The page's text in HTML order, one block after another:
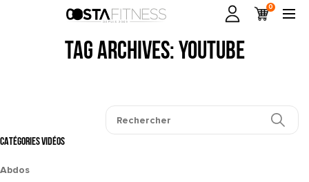
0
Tag Archives: youtube
CATÉGORIES VIDÉOS
Abdos